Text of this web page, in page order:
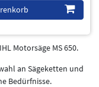
Motorsäge MS 650.
an Sägeketten und
Bedürfnisse.